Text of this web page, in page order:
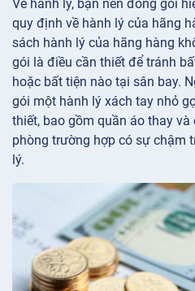
Về hành lý, bạn nên đóng gói
quy định về hành lý của hãng
sách hành lý của hãng hàng
gói là điều cần thiết để tránh
hoặc bất tiện nào tại sân bay.
gói một hành lý xách tay nhỏ
thiết, bao gồm quần áo thay
phòng trường hợp có sự chậm
lý.